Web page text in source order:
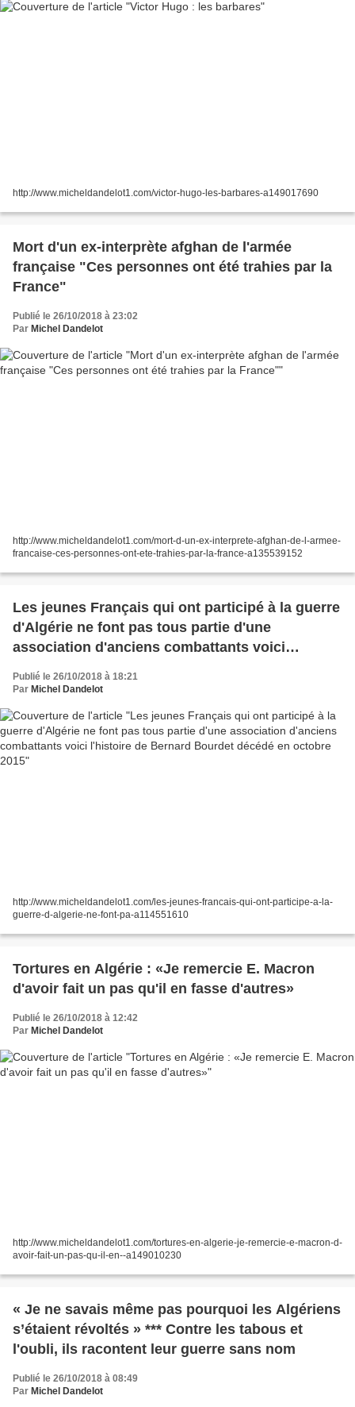
http://www.micheldandelot1.com/victor-hugo-les-barbares-a149017690
Mort d'un ex-interprète afghan de l'armée
française "Ces personnes ont été trahies par la
France"
Publié le 26/10/2018 à 23:02
Par Michel Dandelot
http://www.micheldandelot1.com/mort-d-un-ex-interprete-afghan-de-l-armee-
francaise-ces-personnes-ont-ete-trahies-par-la-france-a135539152
Les jeunes Français qui ont participé à la guerre
d'Algérie ne font pas tous partie d'une
association d'anciens combattants voici
l'histoire de Bernard Bourdet décédé en octobre
2015
Publié le 26/10/2018 à 18:21
Par Michel Dandelot
http://www.micheldandelot1.com/les-jeunes-francais-qui-ont-participe-a-la-
guerre-d-algerie-ne-font-pa-a114551610
Tortures en Algérie : «Je remercie E. Macron
d'avoir fait un pas qu'il en fasse d'autres»
Publié le 26/10/2018 à 12:42
Par Michel Dandelot
http://www.micheldandelot1.com/tortures-en-algerie-je-remercie-e-macron-d-
avoir-fait-un-pas-qu-il-en--a149010230
« Je ne savais même pas pourquoi les Algériens
s’étaient révoltés » *** Contre les tabous et
l'oubli, ils racontent leur guerre sans nom
Publié le 26/10/2018 à 08:49
Par Michel Dandelot